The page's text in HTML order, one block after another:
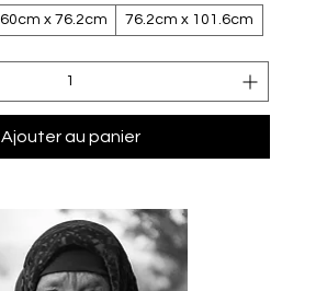
60cm x 76.2cm 76.2cm x 101.6cm
Ajouter au panier